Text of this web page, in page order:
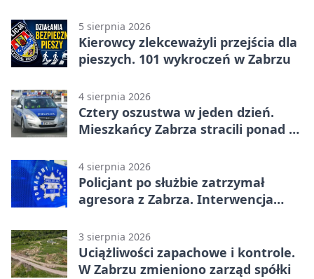
5 sierpnia 2026
Kierowcy zlekceważyli przejścia dla
pieszych. 101 wykroczeń w Zabrzu
4 sierpnia 2026
Cztery oszustwa w jeden dzień.
Mieszkańcy Zabrza stracili ponad 6
4 sierpnia 2026
Policjant po służbie zatrzymał
agresora z Zabrza. Interwencja
3 sierpnia 2026
Uciążliwości zapachowe i kontrole.
W Zabrzu zmieniono zarząd spółki